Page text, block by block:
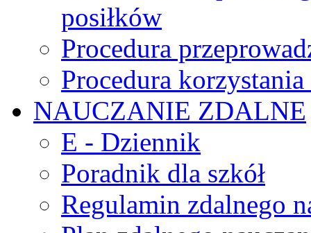
posiłków
Procedura
Procedura
NAUCZANIE ZDALNE
E - Dziennik
Poradnik dla szkół
Regulamin zdalnego